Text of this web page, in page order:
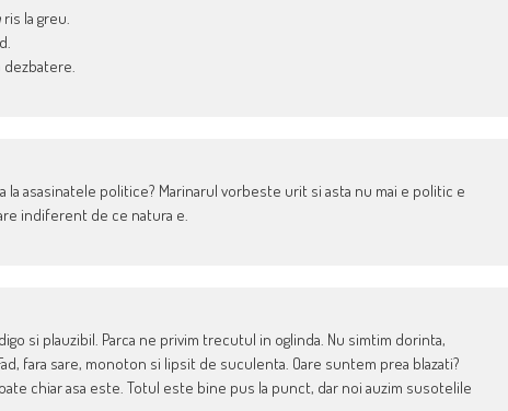
ris la greu.
la asasinatele politice? Marinarul vorbeste urit si asta nu mai e politic e
indiferent de ce natura e.
si plauzibil. Parca ne privim trecutul in oglinda. Nu simtim dorinta,
fara sare, monoton si lipsit de suculenta. Oare suntem prea blazati?
chiar asa este. Totul este bine pus la punct, dar noi auzim susotelile